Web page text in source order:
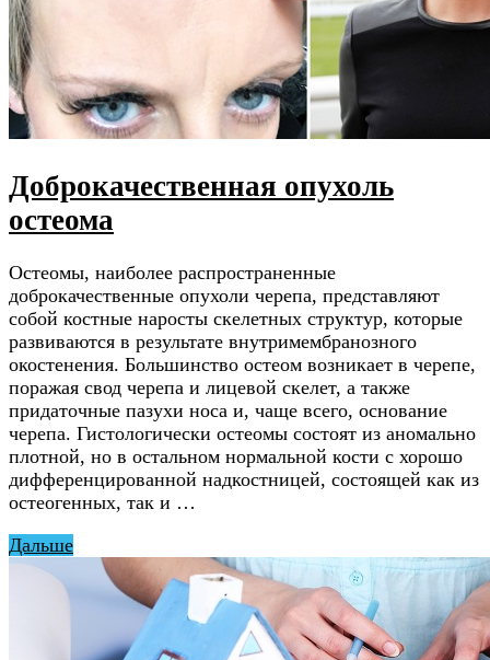
Доброкачественная опухоль
остеома
Остеомы, наиболее распространенные
доброкачественные опухоли черепа, представляют
собой костные наросты скелетных структур, которые
развиваются в результате внутримембранозного
окостенения. Большинство остеом возникает в черепе,
поражая свод черепа и лицевой скелет, а также
придаточные пазухи носа и, чаще всего, основание
черепа. Гистологически остеомы состоят из аномально
плотной, но в остальном нормальной кости с хорошо
дифференцированной надкостницей, состоящей как из
остеогенных, так и …
Дальше